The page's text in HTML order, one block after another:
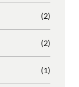
(2)
(2)
(1)